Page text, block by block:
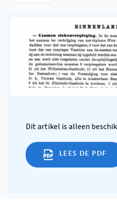
Dit artikel is alleen
LEES DE PDF